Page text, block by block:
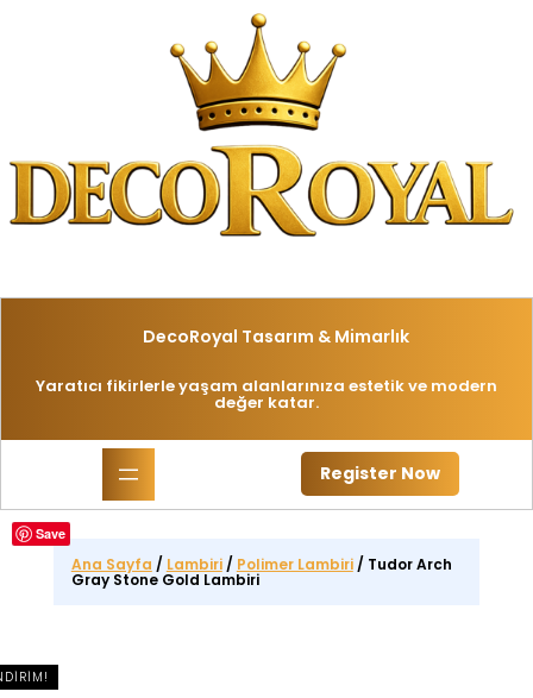
DecoRoyal Tasarım & Mimarlık
Yaratıcı fikirlerle yaşam alanlarınıza estetik ve modern
değer katar.
Register Now
Save
Ana Sayfa / Lambiri/ Polimer Lambiri/ Tudor Arch
Gray Stone Gold Lambiri